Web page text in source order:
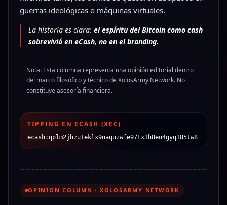
guerras ideológicas o máquinas virtuales.
La historia es clara: el espíritu del Bitcoin como cash
sobrevivió en eCash, no en el branding.
Nota: Esta columna representa una opinión editorial dentro
del marco filosófico y técnico de XolosArmy Network. No
constituye asesoría financiera.
TIPPING EN ECASH (XEC)
ecash:qplm2jhzuteklx9naquzwfe97tx3h8eu4gyq385tw8
OPINION COLUMN · XOLOSARMY NETWORK